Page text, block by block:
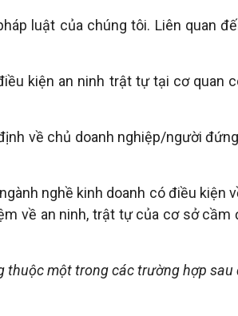
luật của chúng tôi. Liên quan
kiện an ninh trật tự tại cơ quan
về chủ doanh nghiệp/người
nghề kinh doanh có điều kiện
về an ninh, trật tự của cơ sở cầm
thuộc một trong các trường hợp sau